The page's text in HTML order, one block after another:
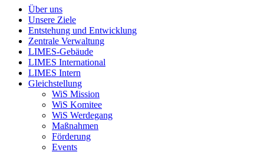
Über uns
Unsere Ziele
Entstehung und Entwicklung
Zentrale Verwaltung
LIMES-Gebäude
LIMES International
LIMES Intern
Gleichstellung
WiS Mission
WiS Komitee
WiS Werdegang
Maßnahmen
Förderung
Events